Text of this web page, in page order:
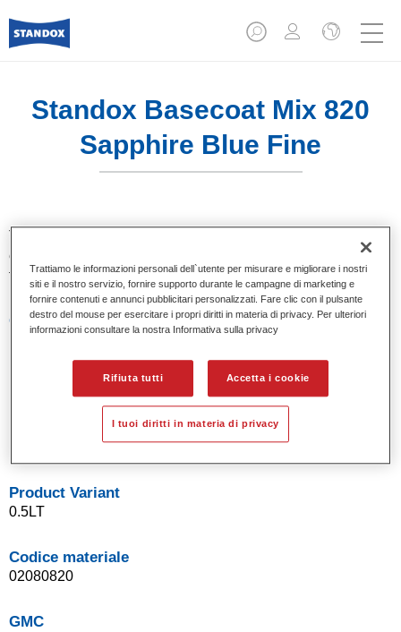
Standox Basecoat Mix 820
Sapphire Blue Fine
Tinta base convenzionale con eccezionale potere riempitivo
e buona opacità. Si distingue per l’ottimo punto tinta e per la
facilità di sfumatura. Ideale per riparazioni professionali.
Caratteristiche del prodotto
Colori pastello, metallizzati e perlati.
Eccellenti proprietà di riempimento.
Buona opacità.
Sistema di basi opache a solvente Standox.
Facile da sfumare.
Product Variant
0.5LT
Codice materiale
02080820
GMC
Trattiamo le informazioni personali dell`utente per misurare e migliorare i nostri
siti e il nostro servizio, fornire supporto durante le campagne di marketing e
fornire contenuti e annunci pubblicitari personalizzati. Fare clic con il pulsante
destro del mouse per esercitare i propri diritti in materia di privacy. Per ulteriori
informazioni consultare la nostra Informativa sulla privacy
Rifiuta tutti Accetta i cookie
I tuoi diritti in materia di privacy